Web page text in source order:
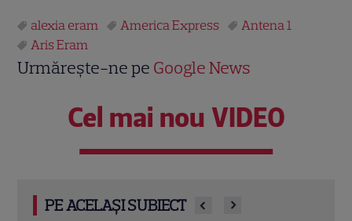
alexia eram America Express
Antena 1
Aris Eram
Urmărește-ne pe Google News
Cel mai nou VIDEO
PE ACELAȘI SUBIECT